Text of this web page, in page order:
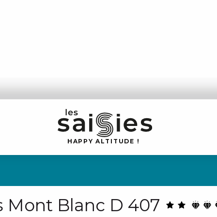
HAP PY ALTI T UDE !
Mont Blanc D 407